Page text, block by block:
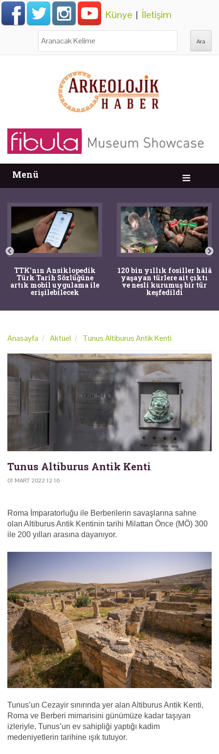
Künye | İletişim
Menü
TTK'nın Ansiklopedik
Türk Tarih Sözlüğüne
artık mobil uygulama ile
erişilebilecek
120 bin yıllık fosiller hâlâ
yaşayan türlere ait çıktı
ve nesli kurumuş bir tür
keşfedildi
Anasayfa Aktüel Tunus Altiburus Antik Kenti
Tunus Altiburus Antik Kenti
01 MART 2022 12:16
Roma İmparatorluğu ile Berberilerin savaşlarına sahne
olan Altiburus Antik Kentinin tarihi Milattan Önce (MÖ) 300
ile 200 yılları arasına dayanıyor.
Tunus’un Cezayir sınırında yer alan Altiburus Antik Kenti,
Roma ve Berberi mimarisini günümüze kadar taşıyan
izleriyle, Tunus’un ev sahipliği yaptığı kadim
medeniyetlerin tarihine ışık tutuyor.